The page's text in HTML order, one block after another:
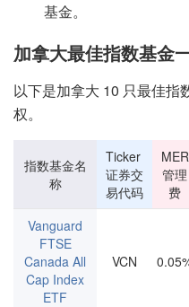
基金。
加拿大最佳指数基金
以下是加拿大 10 只最佳指
权。
指数基金名
称
Ticker
证券交
易代码
MER
管理
费
Vanguard
FTSE
Canada All
Cap Index
ETF
VCN